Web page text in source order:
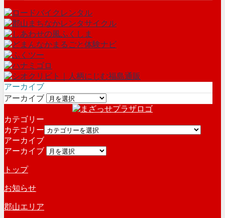
アーカイブ
アーカイブ
カテゴリー
カテゴリー
アーカイブ
アーカイブ
トップ
お知らせ
郡山エリア